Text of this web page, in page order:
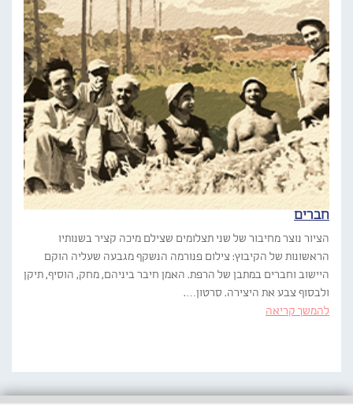
חברים
הציור נוצר מחיבור של שני תצלומים שצילם מיכה קציר בשנותיו
הראשונות של הקיבוץ: צילום פנורמה הנשקף מגבעה שעליה הוקם
היישוב וחברים במתבן של הרפת. האמן חיבר ביניהם, מחק, הוסיף, תיקן
ולבסוף צבע את היצירה. סרטון….
להמשך קריאה